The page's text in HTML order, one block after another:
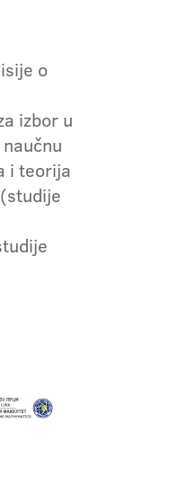
o
izbor u
i teorija